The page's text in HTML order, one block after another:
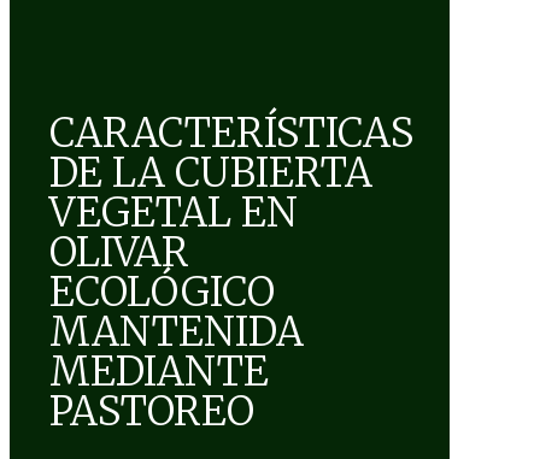
CARACTERÍSTICAS
DE LA CUBIERTA
VEGETAL EN
OLIVAR
ECOLÓGICO
MANTENIDA
MEDIANTE
PASTOREO